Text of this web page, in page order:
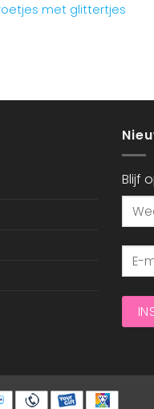
met glittertjes
Blijf